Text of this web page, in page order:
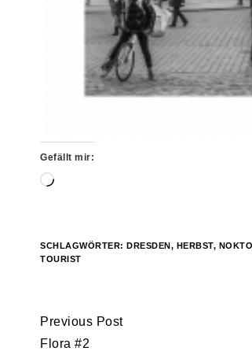
Gefällt mir:
Wird
SCHLAGWÖRTER: DRESDEN, HERBST,
TOURIST
Continue
Reading
Previous Post
Flora #2